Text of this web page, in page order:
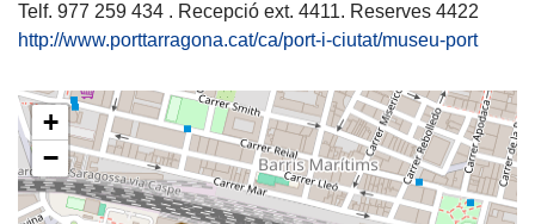
Telf. 977 259 434 . Recepció ext. 4411. Reserves 4422
http://www.porttarragona.cat/ca/port-i-ciutat/museu-port
+
−